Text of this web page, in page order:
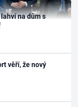
na dům s
věří, že nový